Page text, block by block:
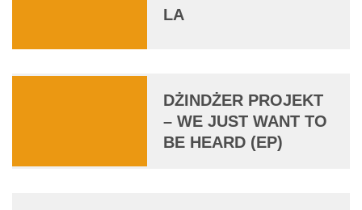
LA
DŻINDŻER PROJEKT
– WE JUST WANT TO
BE HEARD (EP)